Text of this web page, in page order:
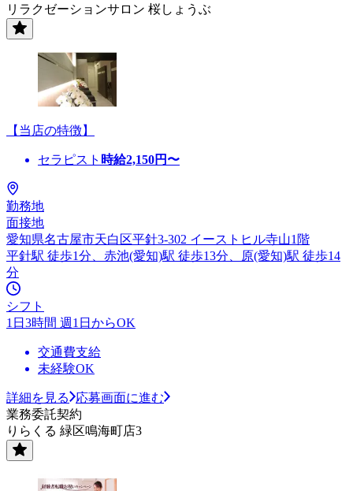
リラクゼーションサロン 桜しょうぶ
【当店の特徴】
セラピスト 時給2,150円〜
勤務地
面接地
愛知県名古屋市天白区平針3-302 イーストヒル寺山1階
平針駅 徒歩1分、赤池(愛知)駅 徒歩13分、原(愛知)駅 徒歩14
分
シフト
1日3時間 週1日からOK
交通費支給
未経験OK
詳細を見る
応募画面に進む
業務委託契約
りらくる 緑区鳴海町店3